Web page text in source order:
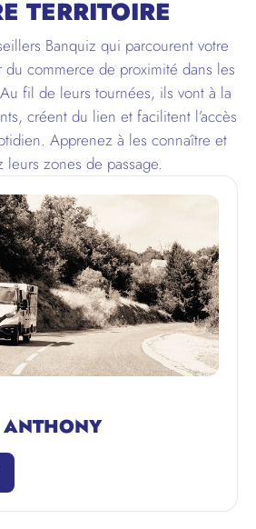
TERRITOIRE
Banquiz qui parcourent votre
commerce de proximité dans les
fil de leurs tournées, ils vont à la
créent du lien et facilitent l’accès
Apprenez à les connaître et
leurs zones de passage.
ANTHONY